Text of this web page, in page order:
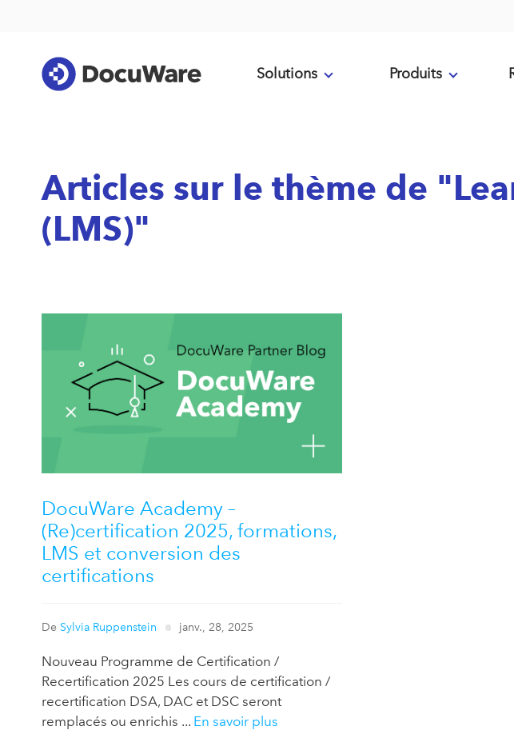
Solutions Produits
Articles sur le thème de
(LMS)"
DocuWare Academy –
(Re)certification 2025, formations,
LMS et conversion des
certifications
De Sylvia Ruppenstein janv., 28, 2025
Nouveau Programme de Certification /
Recertification 2025 Les cours de certification /
recertification DSA, DAC et DSC seront
remplacés ou enrichis ... En savoir plus